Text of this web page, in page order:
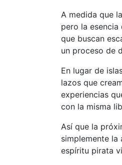
A medida que
pero la
que buscan
un proceso de
En lugar de
lazos que
experiencias
con la misma
Así que la
simplemente la
espíritu pirata